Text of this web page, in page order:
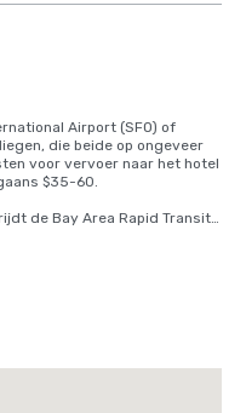
Airport (SFO) of
die beide op ongeveer
voor vervoer naar het hotel
$35-60.
de Bay Area Rapid Transit
San Francisco. Stap gewoon
Montgomery Street
Market en New
treinstation. De totale
45 minuten.